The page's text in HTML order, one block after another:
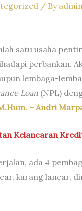
/ By
satu usaha
perbankan.
lembaga-
Loan(NPL)
– Andri
Kelancaran
ada 4
kurang lancar,